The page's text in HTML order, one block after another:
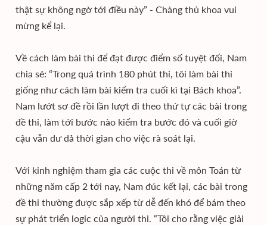
thật sự không ngờ tới điều này” - Chàng thủ khoa vui
mừng kể lại.
Về cách làm bài thi để đạt được điểm số tuyệt đối, Nam
chia sẻ: “Trong quá trình 180 phút thi, tôi làm bài thi
giống như cách làm bài kiểm tra cuối kì tại Bách khoa”.
Nam lướt sơ đề rồi lần lượt đi theo thứ tự các bài trong
đề thi, làm tới bước nào kiểm tra bước đó và cuối giờ
cậu vẫn dư dả thời gian cho việc rà soát lại.
Với kinh nghiệm tham gia các cuộc thi về môn Toán từ
những năm cấp 2 tới nay, Nam đúc kết lại, các bài trong
đề thi thường được sắp xếp từ dễ đến khó để bám theo
sự phát triển logic của người thi. “Tôi cho rằng việc giải